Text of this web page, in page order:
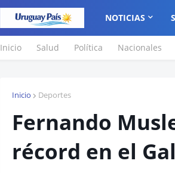
NOTICIAS
Inicio Salud Política Nacionales
Inicio Deportes
Fernando
récord en el